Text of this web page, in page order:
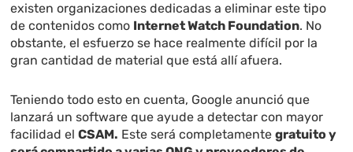
existen organizaciones dedicadas a eliminar este tipo
de contenidos como Internet Watch Foundation. No
obstante, el esfuerzo se hace realmente difícil por la
gran cantidad de material que está allí afuera.
Teniendo todo esto en cuenta, Google anunció que
lanzará un software que ayude a detectar con mayor
facilidad elCSAM. Este será completamentegratuito y